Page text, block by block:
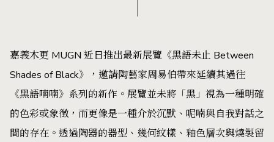
嘉義木更 MUGN 近日推出最新展覽《黑語未止 Between
Shades of Black》，邀請陶藝家周易伯帶來延續其過往
《黑語喃喃》系列的新作。展覽並未將「黑」視為一種明確
的色彩或象徵，而更像是一種介於沉默、呢喃與自我對話之
間的存在。透過陶器的器型、幾何紋樣、釉色層次與燒製留